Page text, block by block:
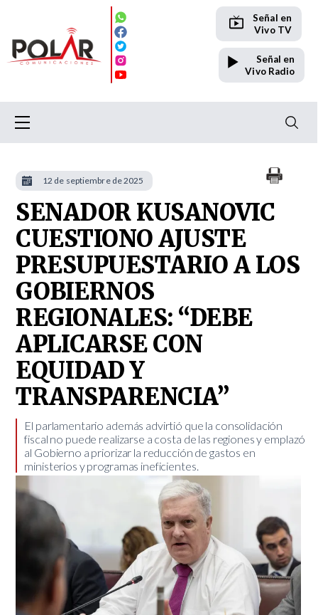
Señal en
Vivo TV
Señal en
Vivo Radio
SENADOR KUSANOVIC
CUESTIONO AJUSTE
PRESUPUESTARIO A LOS
GOBIERNOS
REGIONALES: “DEBE
APLICARSE CON
EQUIDAD Y
TRANSPARENCIA”
​El parlamentario además advirtió que la consolidación
fiscal no puede realizarse a costa de las regiones y emplazó
al Gobierno a priorizar la reducción de gastos en
ministerios y programas ineficientes.
12 de septiembre de 2025